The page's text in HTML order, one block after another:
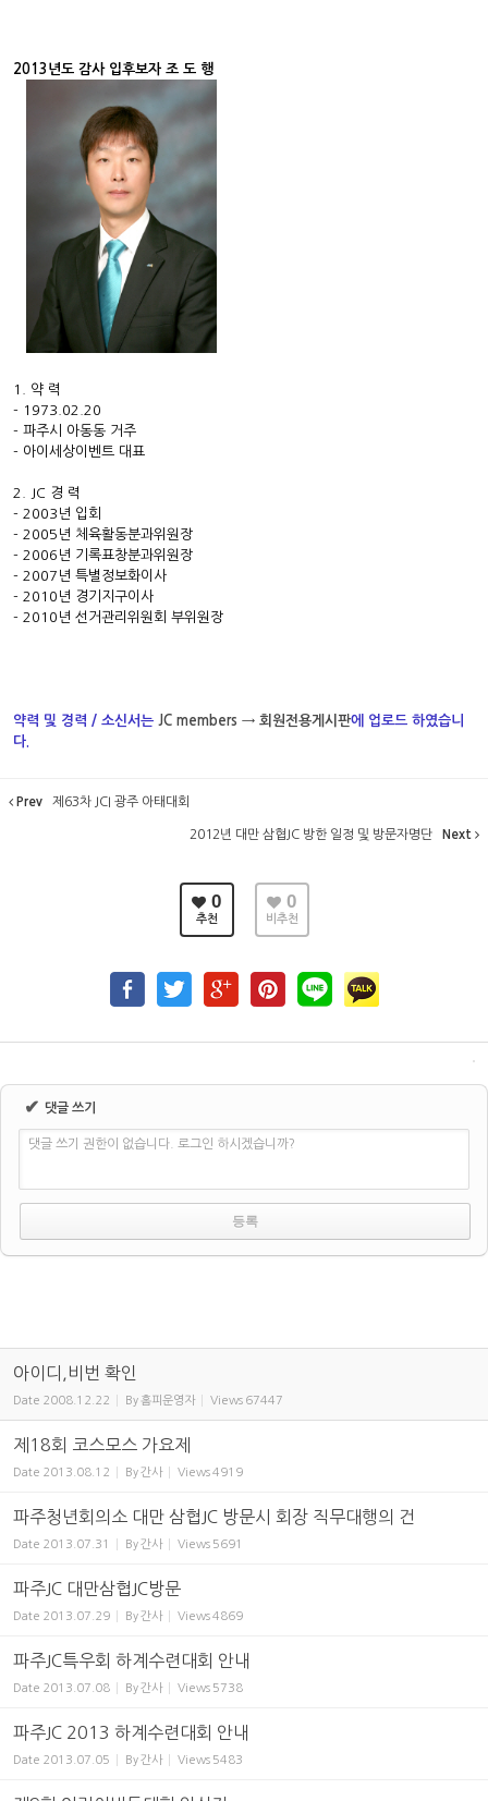
2013년도 감사 입후보자 조 도 행
1. 약 력
- 1973.02.20
- 파주시 아동동 거주
- 아이세상이벤트 대표
2. JC 경 력
- 2003년 입회
- 2005년 체육활동분과위원장
- 2006년 기록표창분과위원장
- 2007년 특별정보화이사
- 2010년 경기지구이사
- 2010년 선거관리위원회 부위원장
약력 및 경력 / 소신서는 JC members → 회원전용게시판에 업로드 하였습니
다.
Prev 제63차 JCI 광주 아태대회
2012년 대만 삼협JC 방한 일정 및 방문자명단 Next
0
추천
0
비추천
✔ 댓글 쓰기
댓글 쓰기 권한이 없습니다. 로그인 하시겠습니까?
아이디,비번 확인
Date 2008.12.22 By 홈피운영자 Views 67447
제18회 코스모스 가요제
Date 2013.08.12 By간사 Views4919
파주청년회의소 대만 삼협JC 방문시 회장 직무대행의 건
Date 2013.07.31 By간사 Views 5691
파주JC 대만삼협JC방문
Date 2013.07.29 By간사 Views4869
파주JC특우회 하계수련대회 안내
Date 2013.07.08 By간사 Views 5738
파주JC 2013 하계수련대회 안내
Date 2013.07.05 By간사 Views 5483